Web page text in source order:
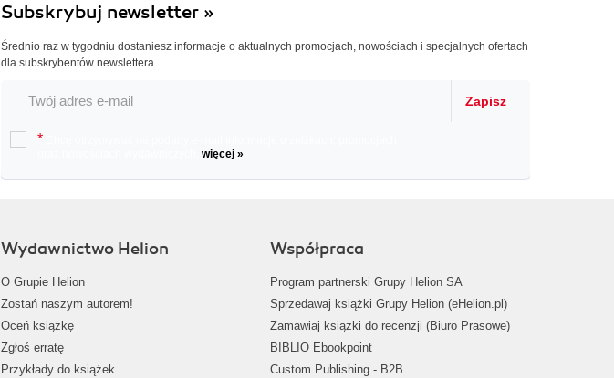
Subskrybuj newsletter »
Średnio raz w tygodniu dostaniesz informacje o aktualnych promocjach, nowościach i specjalnych ofertach
dla subskrybentów newslettera.
Zapisz
*
więcej »
Wydawnictwo Helion
O Grupie Helion
Zostań naszym autorem!
Oceń książkę
Zgłoś erratę
Przykłady do książek
Współpraca
Program partnerski Grupy Helion SA
Sprzedawaj książki Grupy Helion (eHelion.pl)
Zamawiaj książki do recenzji (Biuro Prasowe)
BIBLIO Ebookpoint
Custom Publishing - B2B